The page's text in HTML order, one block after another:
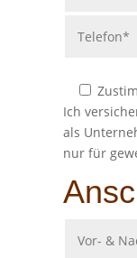
Ich
als
nur für